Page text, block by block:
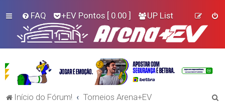
FAQ +EV Pontos [ 0.00 ] UP List
Início do Fórum! Torneios Arena+EV